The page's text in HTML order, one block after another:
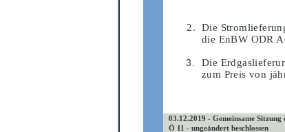
Die
die EnBW ODR
Die
zum Preis von
03.12.2019 - Gemeinsame
Ö 11 - ungeändert beschlossen